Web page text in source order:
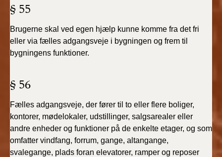
2021)
BR18 (1/7-31/12
BR18 (1/1-9/3 2020)
BR18 (4/7-31/12
2019)
§ 55
Brugerne skal ved egen hjælp kunne komme fra det fri
eller via fælles adgangsveje i bygningen og frem til
bygningens funktioner.
§ 56
Fælles adgangsveje, der fører til to eller flere boliger,
kontorer, mødelokaler, udstillinger, salgsarealer eller
andre enheder og funktioner på de enkelte etager, og som
omfatter vindfang, forrum, gange, altangange,
svalegange, plads foran elevatorer, ramper og reposer